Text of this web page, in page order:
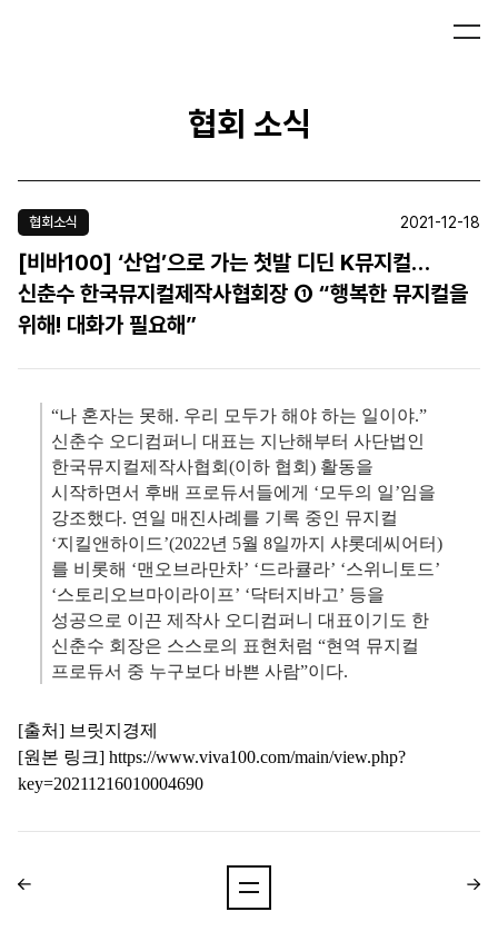
협회 소식
협회소식 2021-12-18
[비바100] ‘산업’으로 가는 첫발 디딘 K뮤지컬…
신춘수 한국뮤지컬제작사협회장 ① “행복한 뮤지컬을
위해! 대화가 필요해”
“나 혼자는 못해. 우리 모두가 해야 하는 일이야.”
신춘수 오디컴퍼니 대표는 지난해부터 사단법인
한국뮤지컬제작사협회(이하 협회) 활동을
시작하면서 후배 프로듀서들에게 ‘모두의 일’임을
강조했다. 연일 매진사례를 기록 중인 뮤지컬
‘지킬앤하이드’(2022년 5월 8일까지 샤롯데씨어터)
를 비롯해 ‘맨오브라만차’ ‘드라큘라’ ‘스위니토드’
‘스토리오브마이라이프’ ‘닥터지바고’ 등을
성공으로 이끈 제작사 오디컴퍼니 대표이기도 한
신춘수 회장은 스스로의 표현처럼 “현역 뮤지컬
프로듀서 중 누구보다 바쁜 사람”이다.
[출처] 브릿지경제
[원본 링크] https://www.viva100.com/main/view.php?
key=20211216010004690